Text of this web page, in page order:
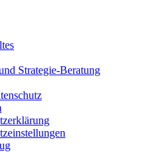
Strategie-Beratung